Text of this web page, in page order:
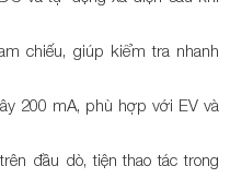
chiếu, giúp kiểm tra nhanh
200 mA, phù hợp với EV và
đầu dò, tiện thao tác trong